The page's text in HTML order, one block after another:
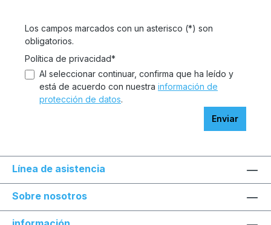
Los campos marcados con un asterisco (*) son
obligatorios.
Política de privacidad*
Al seleccionar continuar, confirma que ha leído y
está de acuerdo con nuestra información de
protección de datos.
Enviar
Línea de asistencia
Sobre nosotros